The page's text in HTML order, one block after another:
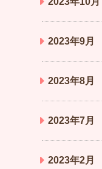
2023年9月
2023年8月
2023年7月
2023年2月